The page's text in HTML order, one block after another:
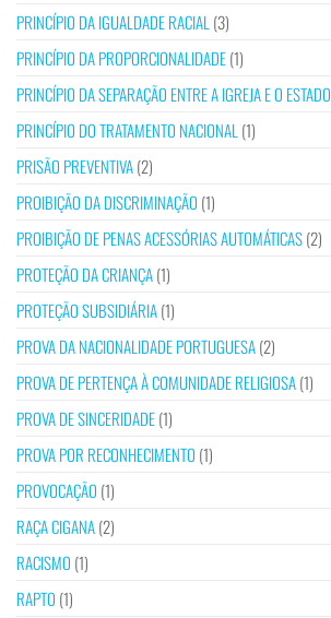
PRINCÍPIO DA IGUALDADE RACIAL (3)
PRINCÍPIO DA PROPORCIONALIDADE(1)
PRINCÍPIO DA SEPARAÇÃO ENTRE A IGREJA E O ESTADO
PRINCÍPIO DO TRATAMENTO NACIONAL (1)
PRISÃO PREVENTIVA(2)
PROIBIÇÃO DA DISCRIMINAÇÃO (1)
PROIBIÇÃO DE PENAS ACESSÓRIAS AUTOMÁTICAS(2)
PROTEÇÃO DA CRIANÇA(1)
PROTEÇÃO SUBSIDIÁRIA(1)
PROVA DA NACIONALIDADE PORTUGUESA(2)
PROVA DE PERTENÇA À COMUNIDADE RELIGIOSA(1)
PROVA DE SINCERIDADE(1)
PROVA POR RECONHECIMENTO (1)
PROVOCAÇÃO (1)
RAÇA CIGANA(2)
RACISMO (1)
RAPTO (1)